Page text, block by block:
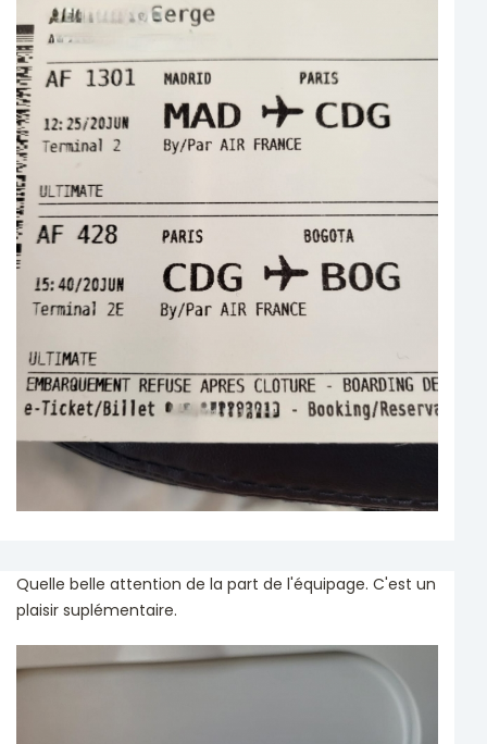
Quelle belle attention de la part de l'équipage. C'est un
plaisir suplémentaire.